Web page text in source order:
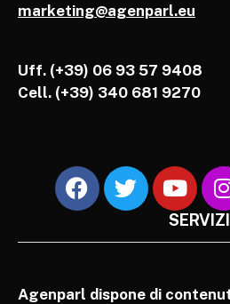
marketing@agenparl.eu
Uff. (+39) 06 93 57 9408
Cell. (+39) 340 681 9270
SERVIZI
Agenparl dispone di